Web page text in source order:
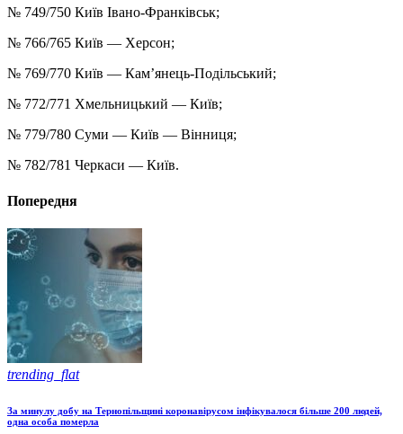
№ 749/750 Київ Івано-Франківськ;
№ 766/765 Київ — Херсон;
№ 769/770 Київ — Кам’янець-Подільський;
№ 772/771 Хмельницький — Київ;
№ 779/780 Суми — Київ — Вінниця;
№ 782/781 Черкаси — Київ.
Попередня
trending_flat
За минулу добу на Тернопільщині коронавірусом інфікувалося більше 200 людей,
одна особа померла